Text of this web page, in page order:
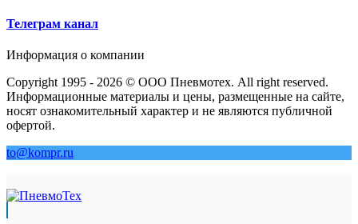
Телеграм канал
Информация о компании
Copyright 1995 - 2026 © ООО Пневмотех. All right reserved.
Информационные материалы и цены, размещенные на сайте,
носят ознакомительный характер и не являются публичной
офертой.
to@kompr.ru